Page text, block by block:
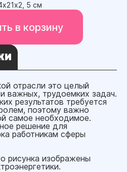
5 см
в корзину
отрасли это целый
важных, трудоемких задач.
результатов требуется
поэтому важно
самое необходимое.
решение для
работникам сферы
рисунка изображены